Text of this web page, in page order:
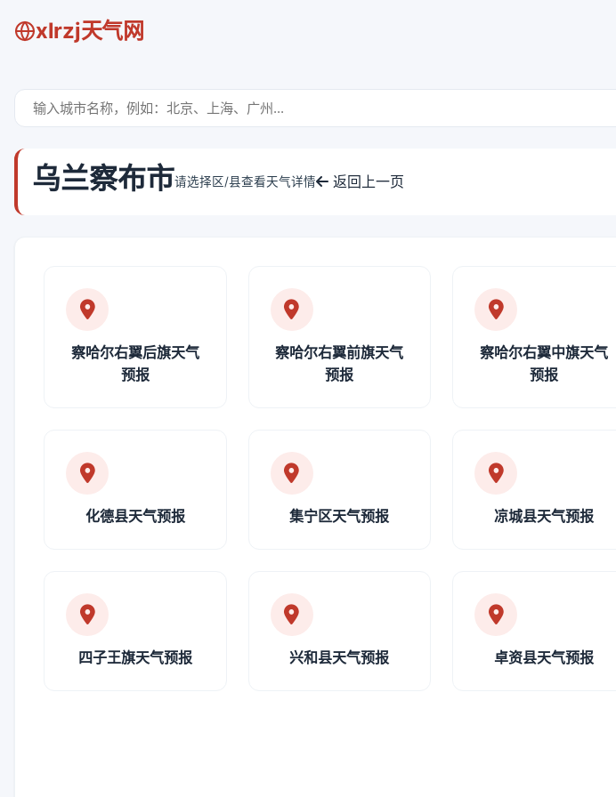
xlrzj天气网
乌兰察布市请选择区/县查看天气详情 返回上一页
察哈尔右翼后旗天气
预报
察哈尔右翼前旗天气
预报
察哈尔右翼中旗天气
预报
化德县天气预报 集宁区天气预报 凉城县天气预报
四子王旗天气预报 兴和县天气预报 卓资县天气预报